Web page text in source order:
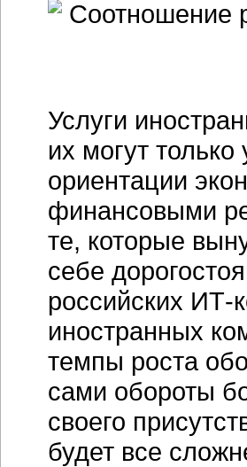
Услуги
их могут
ориентации
финансовыми
те, которые
себе
российских ИТ-
иностранных
темпы роста
сами обороты
своего
будет все